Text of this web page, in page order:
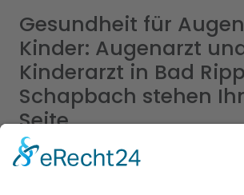
Gesundheit für
Kinder: Augenarzt
Kinderarzt in Bad
Schapbach stehen
Seite
Wir verstehen, dass die Gesundheit
von größter Bedeutung ist, daher